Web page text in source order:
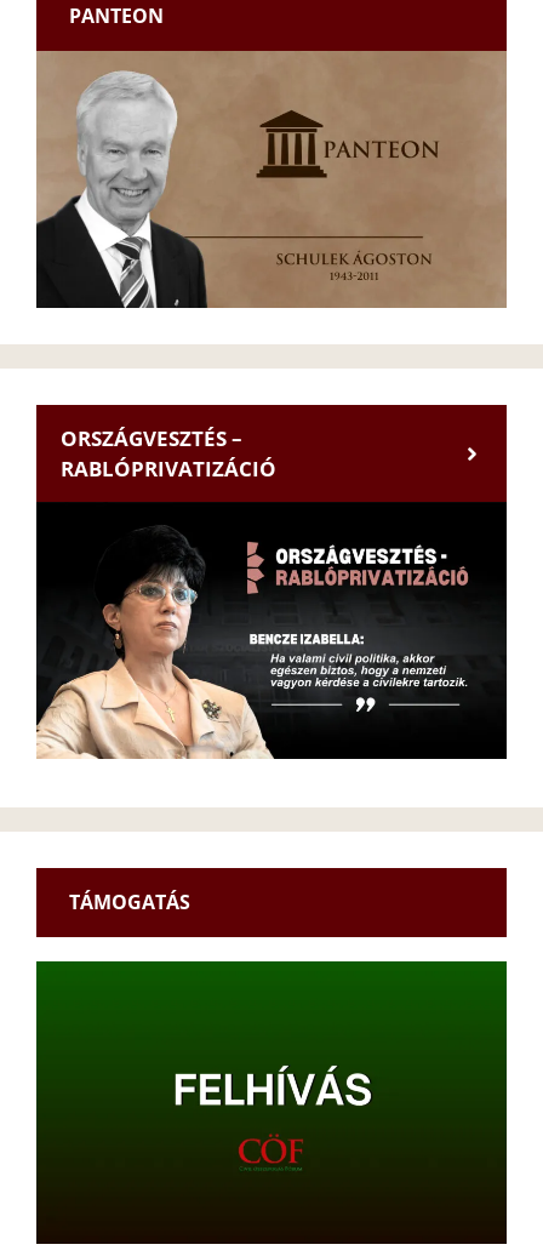
PANTEON
ORSZÁGVESZTÉS –
RABLÓPRIVATIZÁCIÓ
TÁMOGATÁS